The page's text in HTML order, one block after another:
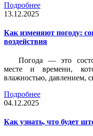
Подробнее
13.12.2025
Как изменяют погоду:
воздействия
Погода — это
месте и времени,
влажностью, давлением,
Подробнее
04.12.2025
Как узнать, что будет